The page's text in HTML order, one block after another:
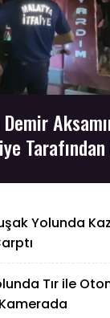
Tarafından
Yolunda
Tır ile